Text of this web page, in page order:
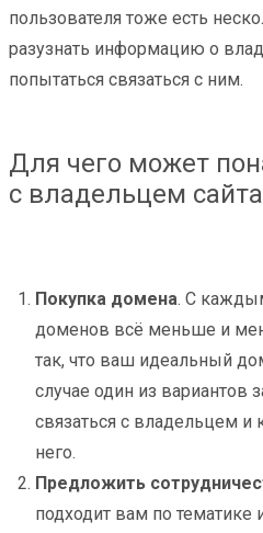
пользователя тоже есть
разузнать информацию о
попытаться связаться с ним.
Для чего может
с владельцем сайта
Покупка домена. С
доменов всё меньше и
так, что ваш идеальный
случае один из вариантов
связаться с владельцем
него.
Предложить
подходит вам по тематике